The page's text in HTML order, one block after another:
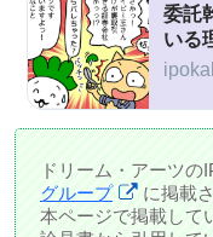
委託
いる
ドリーム・アーツ
グループ
に掲載
本ページで掲載して